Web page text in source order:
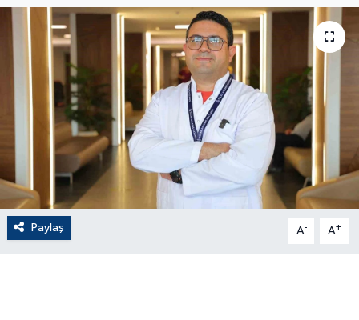
Paylaş A- A+
EĞİTİM
EKONOMİ
English News
Finans
Flaş Haber
Gayrimenkul